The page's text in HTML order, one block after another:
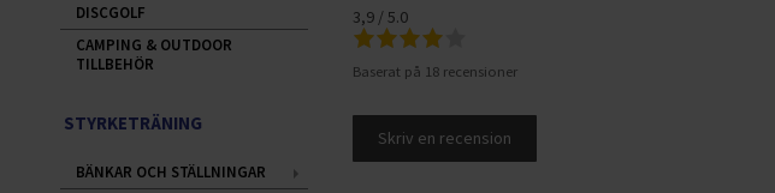
3,9 / 5.0
Baserat på 18 recensioner
Skriv en recension
DISCGOLF
CAMPING & OUTDOOR
TILLBEHÖR
STYRKETRÄNING
BÄNKAR OCH STÄLLNINGAR